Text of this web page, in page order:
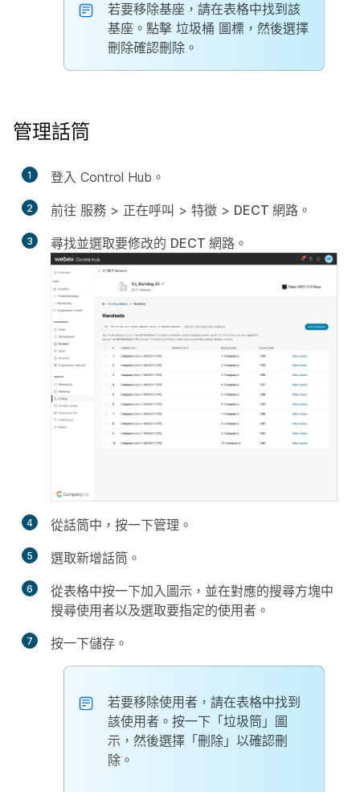
若要移除基座，請在表格中找到該
基座。點擊 垃圾桶 圖標，然後選擇
刪除確認刪除。
管理話筒
1 登入 Control Hub。
2 前往 服務 > 正在呼叫 > 特徵 > DECT 網路 。
3 尋找並選取要修改的 DECT 網路 。
4 從話筒中，按一下管理 。
5 選取新增話筒 。
6 從表格中按一下加入圖示，並在對應的搜尋方塊中
搜尋使用者以及選取要指定的使用者。
7 按一下儲存 。
若要移除使用者，請在表格中找到
該使用者。按一下「垃圾筒」圖
示，然後選擇「刪除」以確認刪
除。